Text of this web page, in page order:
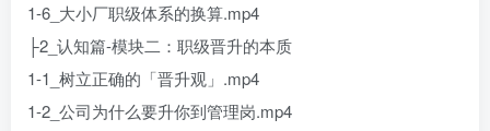
1-6_大小厂职级体系的换算.mp4
├2_认知篇-模块二：职级晋升的本质
1-1_树立正确的「晋升观」.mp4
1-2_公司为什么要升你到管理岗.mp4